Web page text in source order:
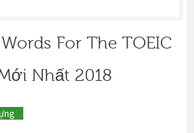
For The TOEIC
Nhất 2018